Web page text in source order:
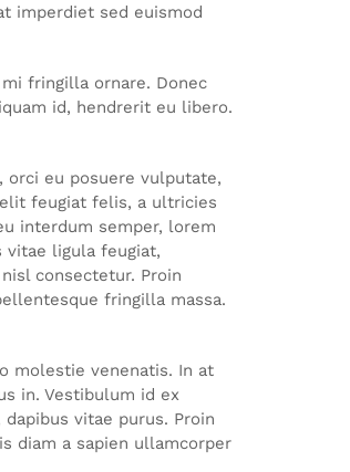
imperdiet sed euismod
fringilla ornare. Donec
id, hendrerit eu libero.
orci eu posuere vulputate,
feugiat felis, a ultricies
interdum semper, lorem
vitae ligula feugiat,
consectetur. Proin
fringilla massa.
molestie venenatis. In at
in. Vestibulum id ex
vitae purus. Proin
diam a sapien ullamcorper